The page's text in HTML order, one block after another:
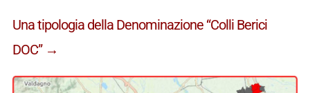
Una tipologia della Denominazione “Colli Berici
DOC” →